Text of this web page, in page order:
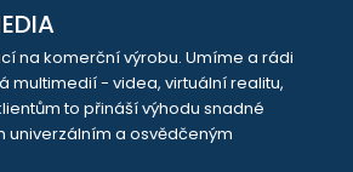
na komerční výrobu. Umíme a rádi
multimedií - videa, virtuální realitu,
to přináší výhodu snadné
univerzálním a osvědčeným